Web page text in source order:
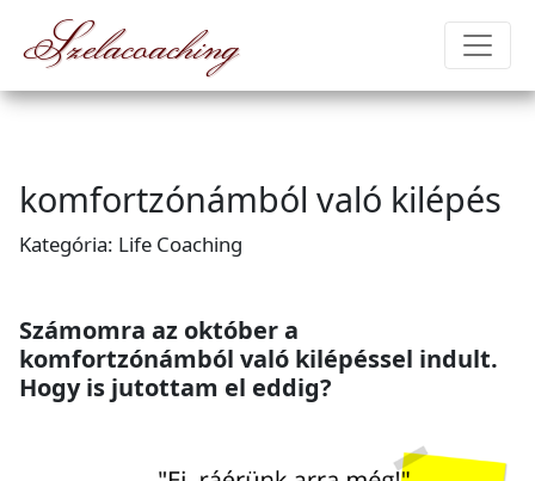
Szelacoaching
komfortzónámból való kilépés
Kategória: Life Coaching
Számomra az október a
komfortzónámból való kilépéssel indult.
Hogy is jutottam el eddig?